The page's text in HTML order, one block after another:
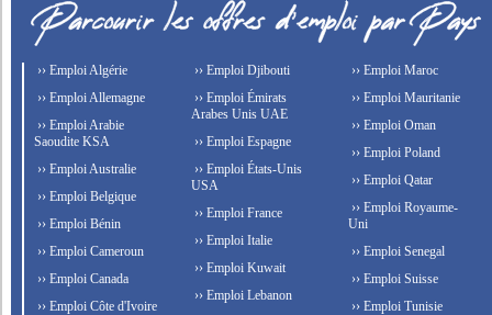
›› Emploi Algérie
›› Emploi Allemagne
›› Emploi Arabie
Saoudite KSA
›› Emploi Australie
›› Emploi Belgique
›› Emploi Bénin
›› Emploi Cameroun
›› Emploi Canada
›› Emploi Côte d'Ivoire
›› Emploi Djibouti
›› Emploi Émirats
Arabes Unis UAE
›› Emploi Espagne
›› Emploi États-Unis
USA
›› Emploi France
›› Emploi Italie
›› Emploi Kuwait
›› Emploi Lebanon
›› Emploi Maroc
›› Emploi Mauritanie
›› Emploi Oman
›› Emploi Poland
›› Emploi Qatar
›› Emploi Royaume-
Uni
›› Emploi Senegal
›› Emploi Suisse
›› Emploi Tunisie